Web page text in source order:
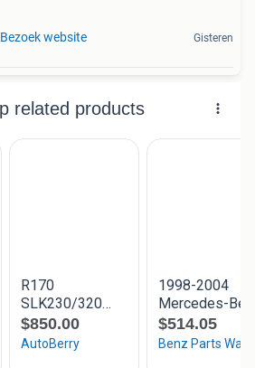
Bezoek website Gisteren